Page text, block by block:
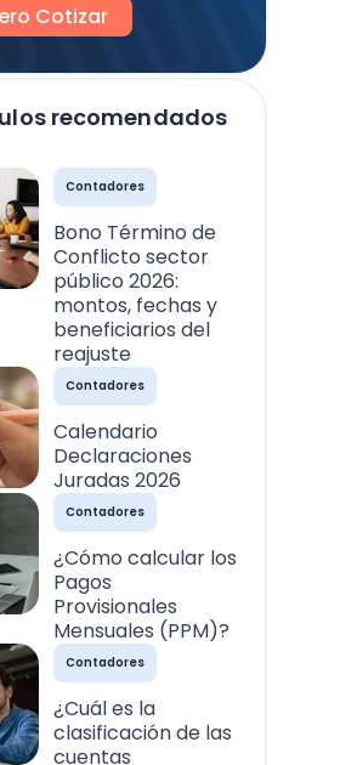
recomendados
Contadores
Bono Término de
Conflicto sector
público 2026:
montos, fechas y
beneficiarios del
reajuste
Contadores
Calendario
Declaraciones
Juradas 2026
Contadores
¿Cómo calcular los
Pagos
Provisionales
Mensuales (PPM)?
Contadores
¿Cuál es la
clasificación de las
cuentas
Cotizar